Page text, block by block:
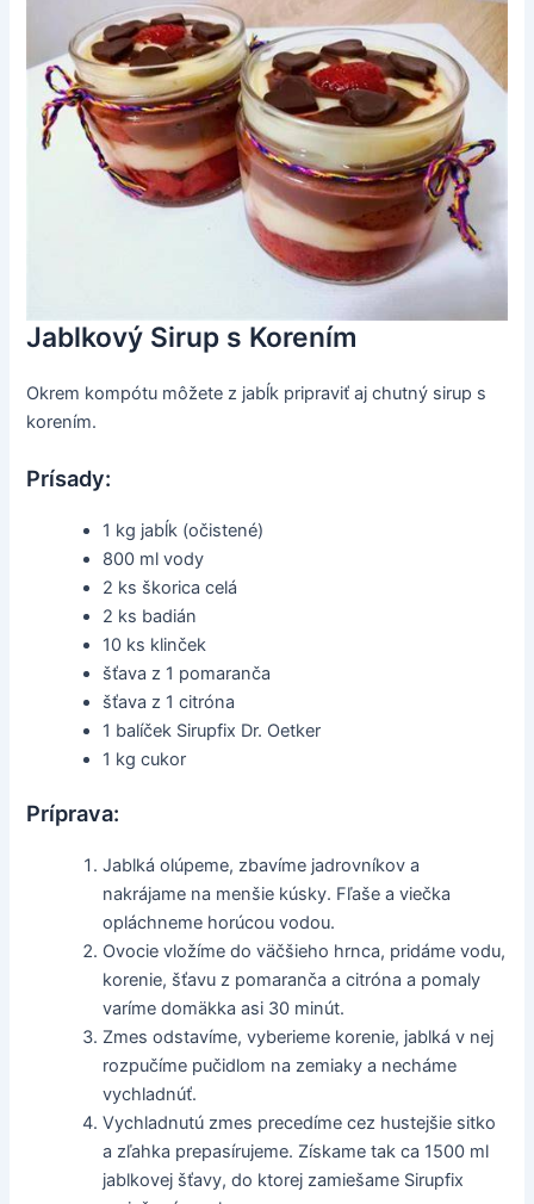
Jablkový Sirup s Korením
Okrem kompótu môžete z jabĺk pripraviť aj chutný sirup s
korením.
Prísady:
1 kg jabĺk (očistené)
800 ml vody
2 ks škorica celá
2 ks badián
10 ks klinček
šťava z 1 pomaranča
šťava z 1 citróna
1 balíček Sirupfix Dr. Oetker
1 kg cukor
Príprava:
Jablká olúpeme, zbavíme jadrovníkov a
nakrájame na menšie kúsky. Fľaše a viečka
opláchneme horúcou vodou.
Ovocie vložíme do väčšieho hrnca, pridáme vodu,
korenie, šťavu z pomaranča a citróna a pomaly
varíme domäkka asi 30 minút.
Zmes odstavíme, vyberieme korenie, jablká v nej
rozpučíme pučidlom na zemiaky a necháme
vychladnúť.
Vychladnutú zmes precedíme cez hustejšie sitko
a zľahka prepasírujeme. Získame tak ca 1500 ml
jablkovej šťavy, do ktorej zamiešame Sirupfix